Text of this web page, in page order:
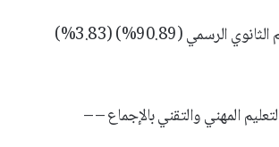
رابطة أساتذة التعليم الثانوي الرسمي (90.89%) (3.83%)
المهني والتقني بالإجماع – –